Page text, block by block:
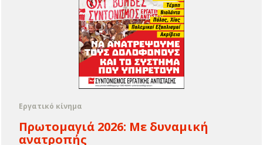
Εργατικό κίνημα
Πρωτομαγιά 2026: Με δυναμική
ανατροπής